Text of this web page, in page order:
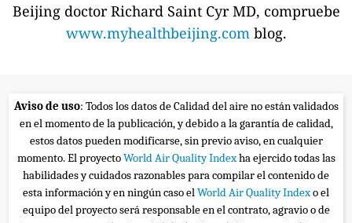
Beijing doctor Richard Saint Cyr MD, compruebe
www.myhealthbeijing.com blog.
Aviso de uso: Todos los datos de Calidad del aire no están validados
en el momento de la publicación, y debido a la garantía de calidad,
estos datos pueden modificarse, sin previo aviso, en cualquier
momento. El proyectoWorld Air Quality Indexha ejercido todas las
habilidades y cuidados razonables para compilar el contenido de
esta información y en ningún caso elWorld Air Quality Indexo el
equipo del proyecto será responsable en el contrato, agravio o de